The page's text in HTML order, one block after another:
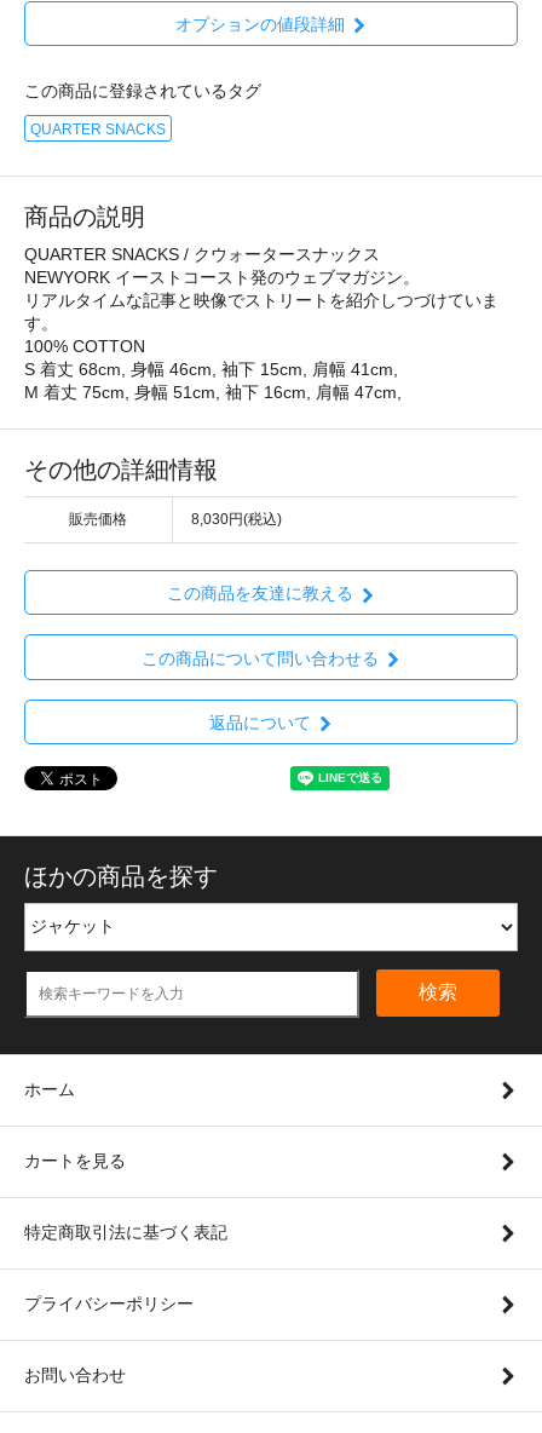
オプションの値段詳細
この商品に登録されているタグ
QUARTER SNACKS
商品の説明
QUARTER SNACKS / クウォータースナックス
NEWYORK イーストコースト発のウェブマガジン。
リアルタイムな記事と映像でストリートを紹介しつづけていま
す。
100% COTTON
S 着丈 68cm, 身幅 46cm, 袖下 15cm, 肩幅 41cm,
M 着丈 75cm, 身幅 51cm, 袖下 16cm, 肩幅 47cm,
その他の詳細情報
販売価格 8,030円(税込)
この商品を友達に教える
この商品について問い合わせる
返品について
ほかの商品を探す
検索
ホーム
カートを見る
特定商取引法に基づく表記
プライバシーポリシー
お問い合わせ